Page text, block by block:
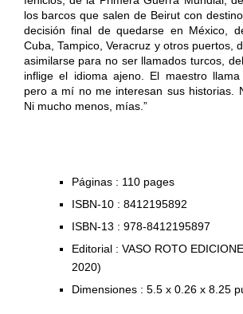
los barcos que salen de Beirut con
decisión final de quedarse en México,
Cuba, Tampico, Veracruz y otros puertos,
asimilarse para no ser llamados turcos,
inflige el idioma ajeno. El maestro
pero a mí no me interesan sus historias.
Ni mucho menos, mías.”
Páginas : 110 pages
ISBN-10 : 8412195892
ISBN-13 : 978-8412195897
Editorial : VASO ROTO
2020)
Dimensiones : 5.5 x 0.26 x 8.25